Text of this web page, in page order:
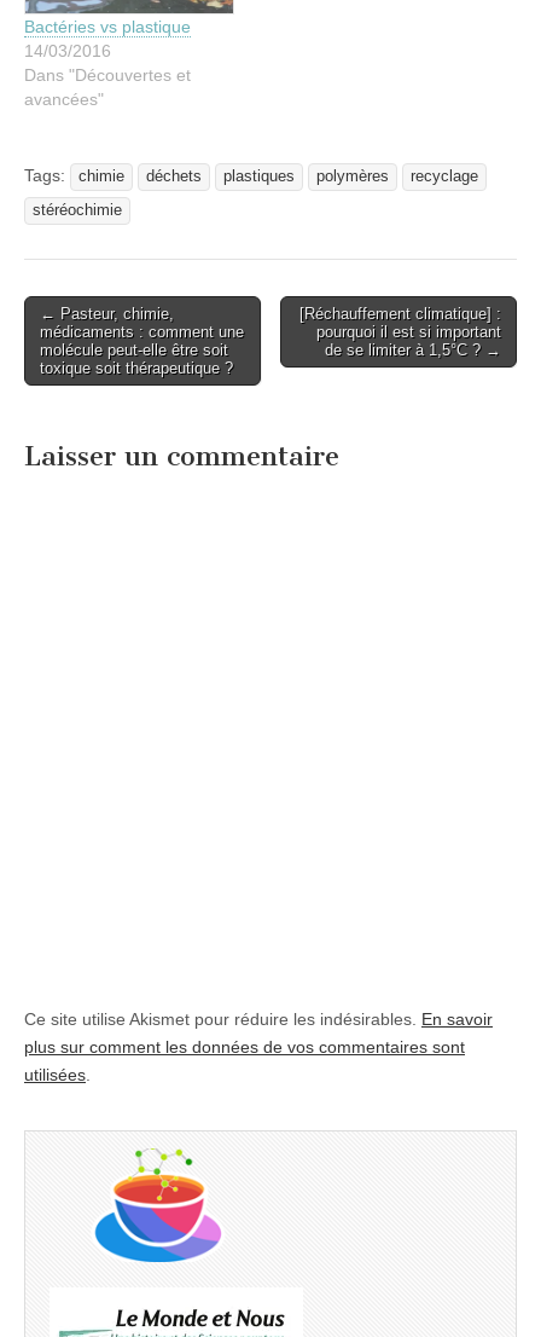
Bactéries vs plastique
14/03/2016
Dans "Découvertes et
avancées"
Tags: chimie déchets plastiques polymères
recyclage
stéréochimie
Post
navigation
← Pasteur, chimie,
médicaments : comment une
molécule peut-elle être soit
toxique soit thérapeutique ?
[Réchauffement climatique] :
pourquoi il est si important
de se limiter à 1,5°C ? →
Laisser un commentaire
Ce site utilise Akismet pour réduire les indésirables. En savoir
plus sur comment les données de vos commentaires sont
utilisées